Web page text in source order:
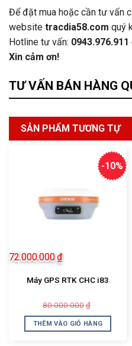
Để đặt mua hoặc cần tư vấn
website tracdia58.com quý
Hotline tư vấn: 0943.976.911
Xin cảm ơn!
TƯ VẤN BÁN HÀNG
SẢN PHẨM TƯƠNG TỰ
-10%
Máy GPS RTK CHC i83
80.000.000 ₫
là:
72.000.000₫
tại
là:
THÊM VÀO GIỎ HÀNG